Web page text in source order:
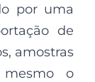
por uma
de
amostras
o